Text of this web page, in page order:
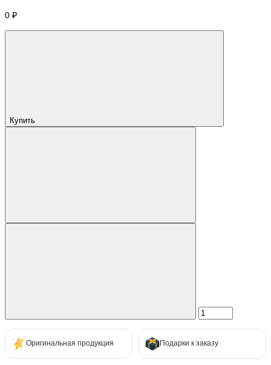
0 ₽
Купить
Оригинальная продукция Подарки к заказу